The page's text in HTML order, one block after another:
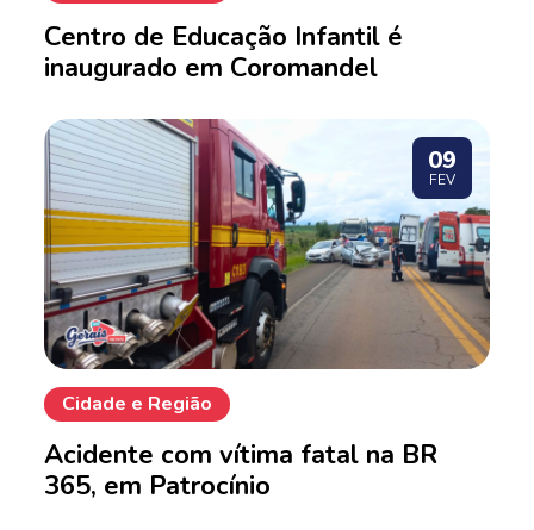
Centro de Educação Infantil é
inaugurado em Coromandel
09
FEV
Cidade e Região
Acidente com vítima fatal na BR
365, em Patrocínio